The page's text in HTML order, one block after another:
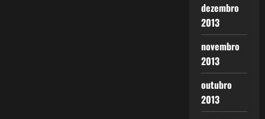
dezembro
2013
novembro
2013
outubro
2013